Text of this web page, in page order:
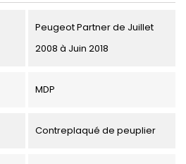
Peugeot Partner de Juillet
2008 à Juin 2018
MDP
Contreplaqué de peuplier